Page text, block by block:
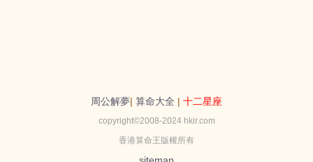
周公解夢| 算命大全 | 十二星座
copyright©2008-2024 hkir.com
香港算命王版權所有